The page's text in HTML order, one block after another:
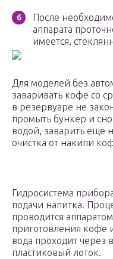
После
аппарата
имеется,
Для моделей без
заваривать кофе со
в резервуаре не
промыть бункер и
водой, заварить еще
очистка от накипи
Гидросистема
подачи напитка.
проводится
приготовления
вода проходит через
пластиковый лоток.